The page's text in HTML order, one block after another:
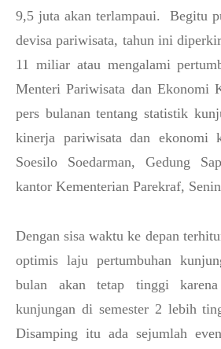
9,5 juta akan terlampaui. Begitu
devisa pariwisata, tahun ini
11 miliar atau mengalami
Menteri Pariwisata dan Ekonomi
pers bulanan tentang statistik
kinerja pariwisata dan ekonomi
Soesilo Soedarman, Gedung
kantor Kementerian Parekraf,
Dengan sisa waktu ke depan
optimis laju pertumbuhan
bulan akan tetap tinggi
kunjungan di semester 2 lebih
Disamping itu ada sejumlah